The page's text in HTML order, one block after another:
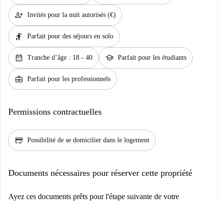
person_add Invités pour la nuit autorisés (€)
hail Parfait pour des séjours en solo
calendar_month Tranche d’âge : 18 - 40 school Parfait pour les étudiants
business_center Parfait pour les professionnels
Permissions contractuelles
credit_score Possibilité de se domicilier dans le logement
Documents nécessaires pour réserver cette propriété
Ayez ces documents prêts pour l'étape suivante de votre